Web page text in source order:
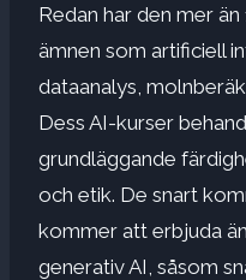
Redan har den mer
ämnen som artificiell
dataanalys,
Dess AI-kurser
grundläggande
och etik. De snart
kommer att erbjuda
generativ AI, såsom